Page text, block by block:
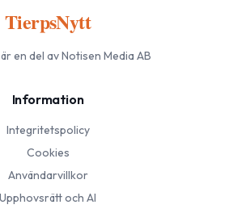
TierpsNytt
en del av Notisen Media AB
Information
Integritetspolicy
Cookies
Användarvillkor
Upphovsrätt och AI